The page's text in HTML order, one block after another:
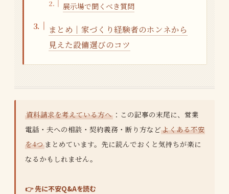
展示場で聞くべき質問
まとめ｜家づくり経験者のホンネから
見えた設備選びのコツ
資料請求を考えている方へ ：この記事の末尾に、営業
電話・夫への相談・契約義務・断り方などよくある不安
を4つ まとめています。先に読んでおくと気持ちが楽に
なるかもしれません。
👉 先に不安Q&Aを読む